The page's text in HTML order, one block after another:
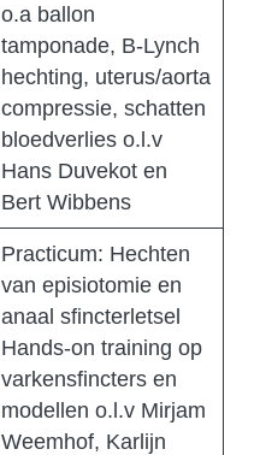
o.a ballon
tamponade, B-Lynch
hechting, uterus/aorta
compressie, schatten
bloedverlies o.l.v
Hans Duvekot en
Bert Wibbens
Practicum: Hechten
van episiotomie en
anaal sfincterletsel
Hands-on training op
varkensfincters en
modellen o.l.v Mirjam
Weemhof, Karlijn